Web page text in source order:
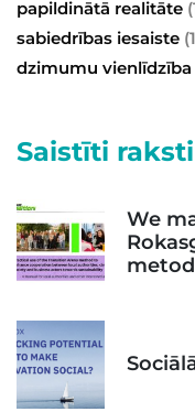
papildinātā realitāte
sabiedrības iesaiste
dzimumu vienlīdzība
Saistīti raksti
We